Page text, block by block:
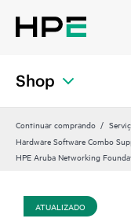
Shop
Continuar comprando
Hardware Software Combo
HPE Aruba Networking
ATUALIZADO